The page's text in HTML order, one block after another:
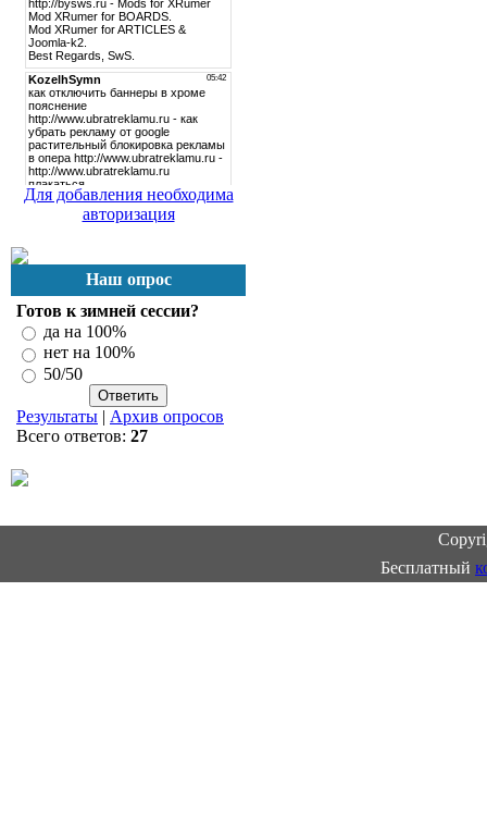
Для добавления необходима
авторизация
Наш опрос
Готов к зимней сессии?
да на 100%
нет на 100%
50/50
Результаты | Архив опросов
Всего ответов: 27
Бесплатный